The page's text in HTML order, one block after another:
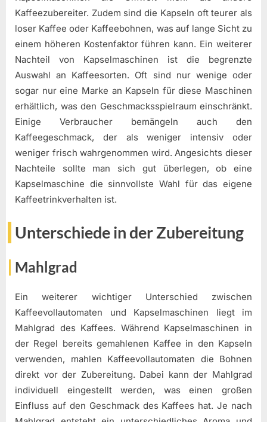
Kaffeezubereiter. Zudem sind die Kapseln oft teurer als
loser Kaffee oder Kaffeebohnen, was auf lange Sicht zu
einem höheren Kostenfaktor führen kann. Ein weiterer
Nachteil von Kapselmaschinen ist die begrenzte
Auswahl an Kaffeesorten. Oft sind nur wenige oder
sogar nur eine Marke an Kapseln für diese Maschinen
erhältlich, was den Geschmacksspielraum einschränkt.
Einige Verbraucher bemängeln auch den
Kaffeegeschmack, der als weniger intensiv oder
weniger frisch wahrgenommen wird. Angesichts dieser
Nachteile sollte man sich gut überlegen, ob eine
Kapselmaschine die sinnvollste Wahl für das eigene
Kaffeetrinkverhalten ist.
Unterschiede in der Zubereitung
Mahlgrad
Ein weiterer wichtiger Unterschied zwischen
Kaffeevollautomaten und Kapselmaschinen liegt im
Mahlgrad des Kaffees. Während Kapselmaschinen in
der Regel bereits gemahlenen Kaffee in den Kapseln
verwenden, mahlen Kaffeevollautomaten die Bohnen
direkt vor der Zubereitung. Dabei kann der Mahlgrad
individuell eingestellt werden, was einen großen
Einfluss auf den Geschmack des Kaffees hat. Je nach